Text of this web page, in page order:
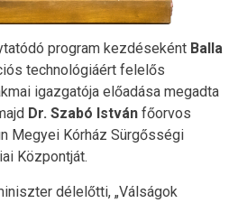
program kezdéseként Balla
technológiáért felelős
igazgatója előadása megadta
Dr. Szabó István főorvos
Megyei Kórház Sürgősségi
Központját.
délelőtti, „Válságok